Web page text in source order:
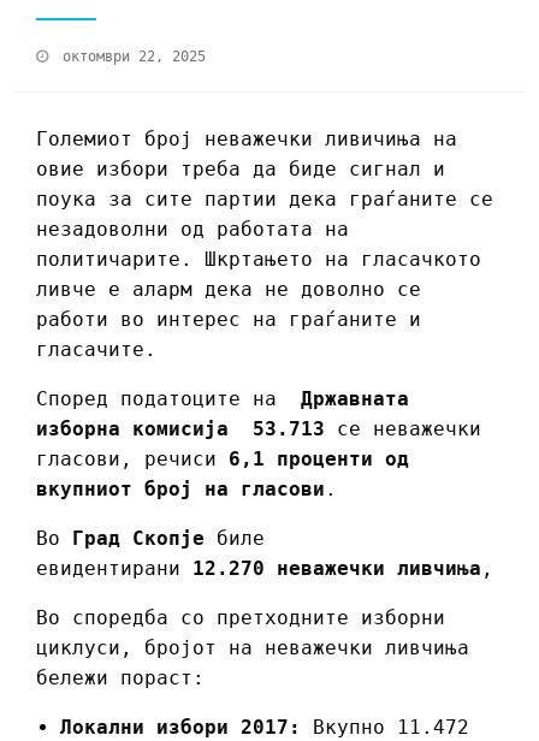
октомври 22, 2025
Големиот број неважечки ливичиња на
овие избори треба да биде сигнал и
поука за сите партии дека граѓаните се
незадоволни од работата на
политичарите. Шкртањето на гласачкото
ливче е аларм дека не доволно се
работи во интерес на граѓаните и
гласачите.
Според податоците на Државната
изборна комисија
53.713 се неважечки
гласови, речиси 6,1 проценти од
вкупниот број на гласови .
Во Град Скопје биле
евидентирани 12.270 неважечки ливчиња ,
Во споредба со претходните изборни
циклуси, бројот на неважечки ливчиња
бележи пораст:
Локални избори 2017:
Вкупно 11.472